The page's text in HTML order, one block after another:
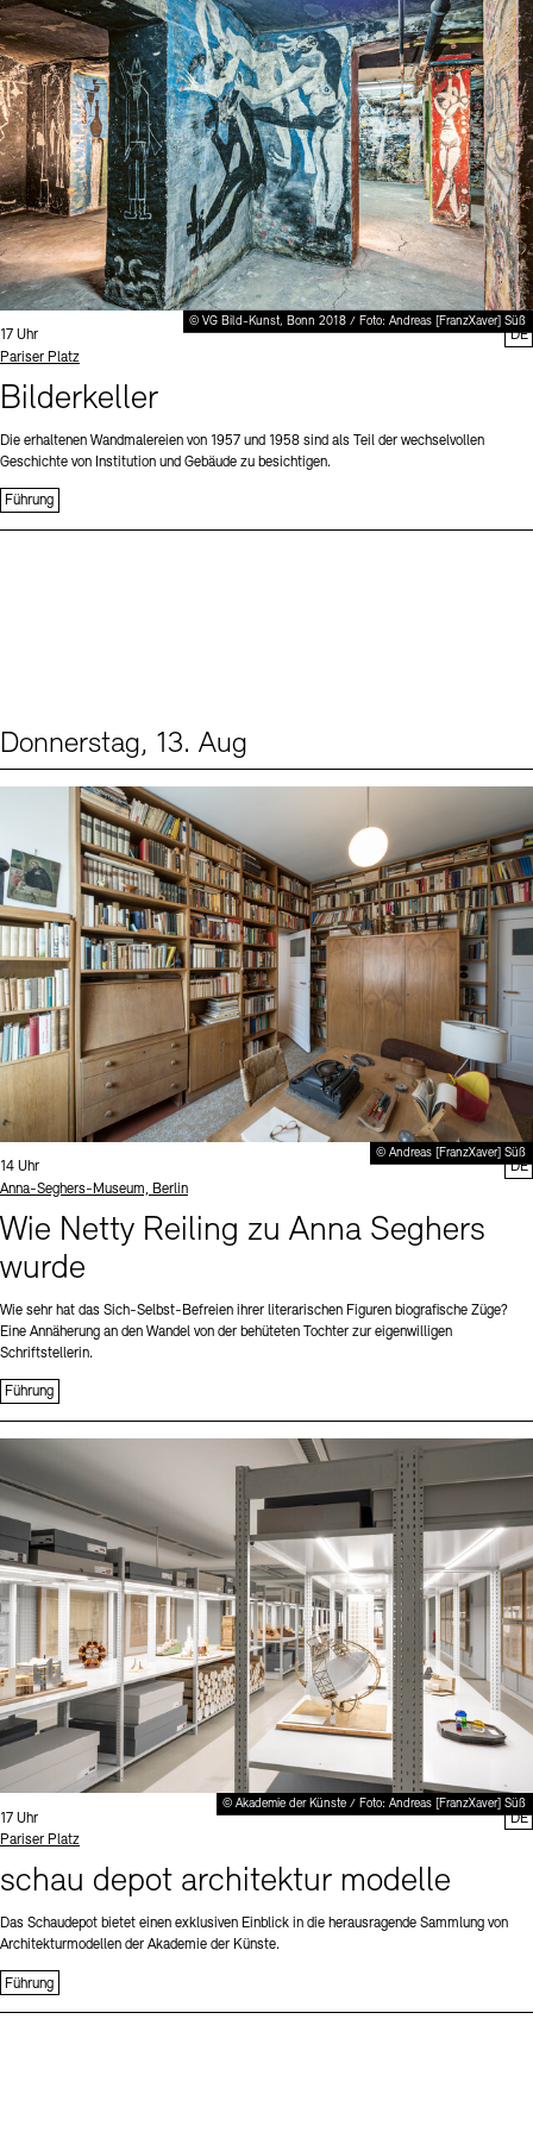
Stellenangebote Newsletter Presse
Nachhaltigkeit Kontakt
Digitale Sammlungen Exil-Archive
© VG Bild-Kunst, Bonn 2018 / Foto: Andreas [FranzXaver] Süß
Uhrzeit:
17 Uhr
Standort
Pariser Platz
Bilderkeller
Die erhaltenen Wandmalereien von 1957 und 1958 sind als Teil der wechselvollen
Geschichte von Institution und Gebäude zu besichtigen.
Führung
DE
Donnerstag, 13. Aug
© Andreas [FranzXaver] Süß
Uhrzeit:
14 Uhr
Standort
Anna-Seghers-Museum, Berlin
Wie Netty Reiling zu Anna Seghers
wurde
Wie sehr hat das Sich-Selbst-Befreien ihrer literarischen Figuren biografische Züge?
Eine Annäherung an den Wandel von der behüteten Tochter zur eigenwilligen
Schriftstellerin.
Führung
DE
© Akademie der Künste / Foto: Andreas [FranzXaver] Süß
Uhrzeit:
17 Uhr
Standort
Pariser Platz
schau depot architektur modelle
Das Schaudepot bietet einen exklusiven Einblick in die herausragende Sammlung von
Architekturmodellen der Akademie der Künste.
Führung
DE